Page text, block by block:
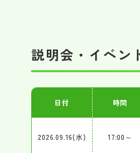
説明会・イベン
日付 時間
2026.09.16(水) 17:00～